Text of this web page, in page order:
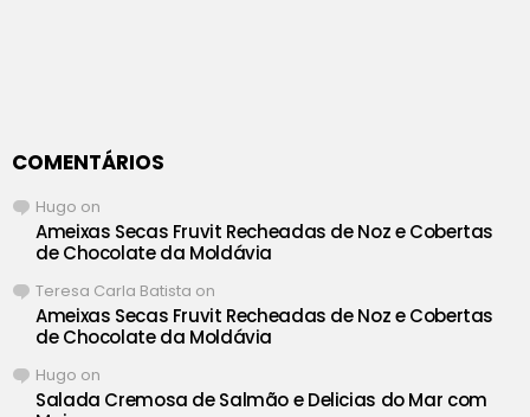
COMENTÁRIOS
Hugo on
Ameixas Secas Fruvit Recheadas de Noz e Cobertas
de Chocolate da Moldávia
Teresa Carla Batista on
Ameixas Secas Fruvit Recheadas de Noz e Cobertas
de Chocolate da Moldávia
Hugo on
Salada Cremosa de Salmão e Delicias do Mar com